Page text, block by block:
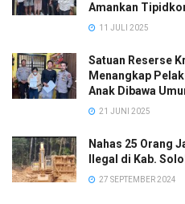
Amankan
11 JULI 2025
Satuan Reserse
Menangkap
Anak Dibawa
21 JUNI 2025
Nahas 25 Orang
Ilegal di Kab.
27 SEPTEMBER 2024